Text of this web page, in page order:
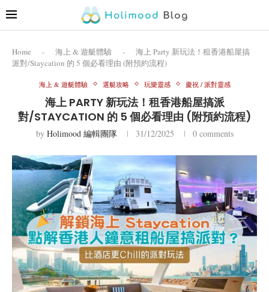
Home - 海上 & 遊艇體驗 -
海上 Party 新玩法！租香港船屋搞
派對/Staycation 的 5 個必看理由 (附預約流程)
海上 & 遊艇體驗 選艇攻略 玩樂靈感 慶祝 / 派對靈感
海上 PARTY 新玩法！租香港船屋搞派
對/STAYCATION 的 5 個必看理由 (附預約流程)
by Holimood 編輯團隊 31/12/2025 0 comments